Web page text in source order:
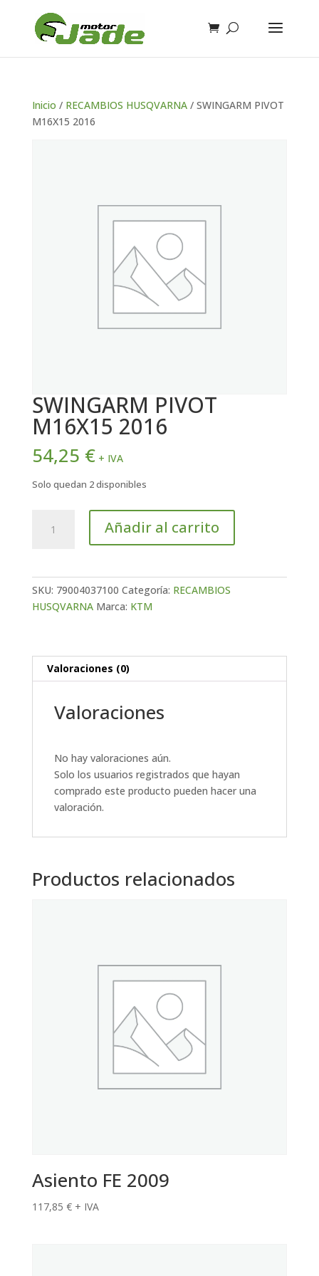
Inicio / RECAMBIOS HUSQVARNA/ SWINGARM PIVOT
M16X15 2016
SWINGARM PIVOT
M16X15 2016
54,25 € + IVA
Solo quedan 2 disponibles
PIVOT
Añadir al carrito
SKU: 79004037100 Categoría: RECAMBIOS
HUSQVARNA Marca: KTM
Valoraciones (0)
Valoraciones
No hay valoraciones aún.
Solo los usuarios registrados que hayan
comprado este producto pueden hacer una
valoración.
Productos relacionados
Asiento FE 2009
117,85 € + IVA